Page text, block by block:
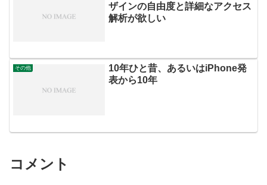
ザインの自由度と詳細なアクセス
解析が欲しい
その他
10年ひと昔、あるいはiPhone発
表から10年
コメント